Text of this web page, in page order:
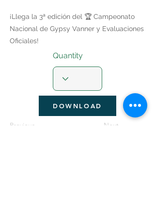
¡Llega la 3ª edición del 🏆 Campeonato
Nacional de Gypsy Vanner y Evaluaciones
Oficiales!
Quantity
DOWNLOAD
Previous Next